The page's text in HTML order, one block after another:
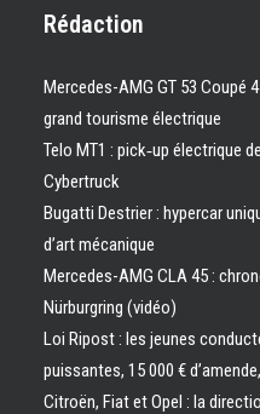
Rédaction
Mercedes-AMG GT 53 Coupé
grand tourisme électrique
Telo MT1 : pick‑up électrique
Cybertruck
Bugatti Destrier : hypercar
d’art mécanique
Mercedes-AMG CLA 45 :
Nürburgring (vidéo)
Loi Ripost : les jeunes
puissantes, 15 000 €
Citroën, Fiat et Opel : la